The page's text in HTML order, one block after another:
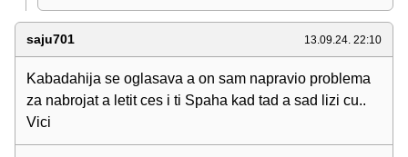
saju701 13.09.24. 22:10
Kabadahija se oglasava a on sam napravio problema
za nabrojat a letit ces i ti Spaha kad tad a sad lizi cu..
Vici